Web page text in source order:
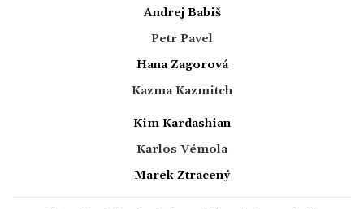
Andrej Babiš
Petr Pavel
Hana Zagorová
Kazma Kazmitch
Kim Kardashian
Karlos Vémola
Marek Ztracený